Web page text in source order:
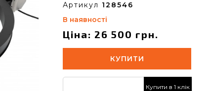
Артикул 128546
В наявності
Ціна: 26 500 грн.
КУПИТИ
Купити в 1 клік